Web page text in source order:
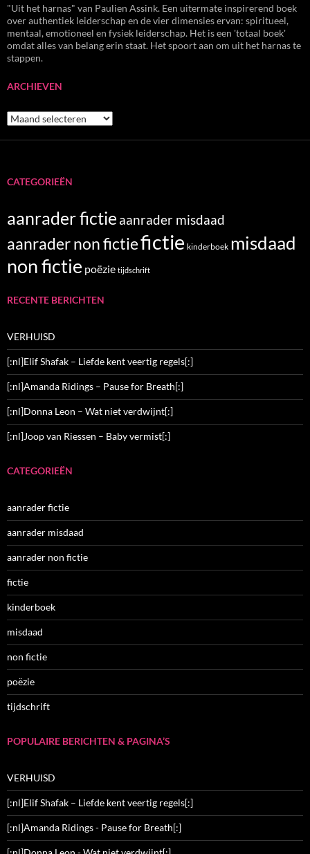
"Uit het harnas" van Paulien Assink. Een uitermate inspirerend boek
over authentiek leiderschap en de vier dimensies ervan: spiritueel,
mentaal, emotioneel en fysiek leiderschap. Het is een 'totaal boek'
omdat alles van belang erin staat. Het spoort aan om uit het harnas te
stappen.
ARCHIEVEN
Archieven
CATEGORIEËN
aanrader fictie aanrader misdaad
aanrader non fictiefictie kinderboek misdaad
non fictie poëzie tijdschrift
RECENTE BERICHTEN
VERHUISD
[:nl]Elif Shafak – Liefde kent veertig regels[:]
[:nl]Amanda Ridings – Pause for Breath[:]
[:nl]Donna Leon – Wat niet verdwijnt[:]
[:nl]Joop van Riessen – Baby vermist[:]
CATEGORIEËN
aanrader fictie
aanrader misdaad
aanrader non fictie
fictie
kinderboek
misdaad
non fictie
poëzie
tijdschrift
POPULAIRE BERICHTEN & PAGINA’S
VERHUISD
[:nl]Elif Shafak – Liefde kent veertig regels[:]
[:nl]Amanda Ridings - Pause for Breath[:]